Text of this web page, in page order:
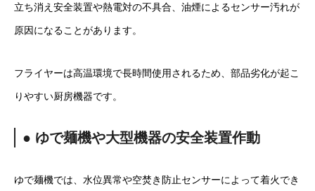
立ち消え安全装置や熱電対の不具合、油煙によるセンサー汚れが
原因になることがあります。
フライヤーは高温環境で長時間使用されるため、部品劣化が起こ
りやすい厨房機器です。
● ゆで麺機や大型機器の安全装置作動
ゆで麺機では、水位異常や空焚き防止センサーによって着火でき